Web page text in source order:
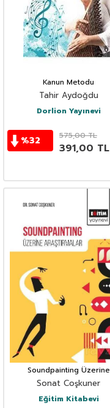
Kanun Metodu
Tahir Aydoğdu
Dorlion Yayınevi
%32 575,00TL
391,00 TL
Soundpainting Üzerine
Araştırmalar
Sonat Coşkuner
Eğitim Kitabevi